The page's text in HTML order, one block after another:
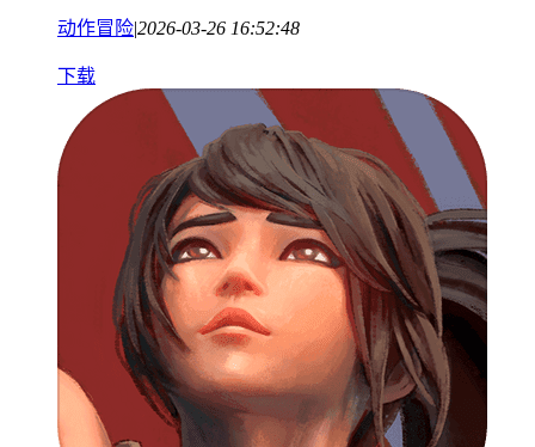
动作冒险|2026-03-26 16:52:48
下载